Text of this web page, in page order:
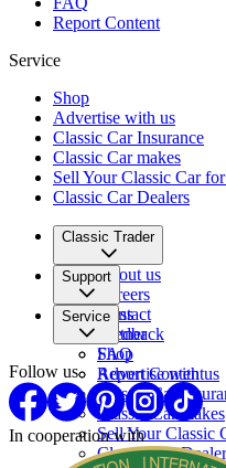
Report Content
Service
Shop
Advertise with us
Classic Car Insurance
Classic Car makes
Sell Your Classic Car
Classic Car Dealers
Classic Trader
About us
Careers
Press
Partner
Support
Contact
Feedback
FAQ
Report Content
Service
Shop
Advertise with us
Classic Car
Classic Car makes
Sell Your Classic
Classic Car
Follow us
In cooperation with